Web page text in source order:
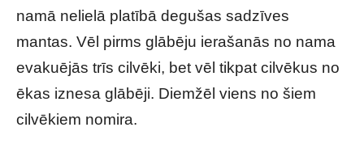
namā nelielā platībā degušas sadzīves
mantas. Vēl pirms glābēju ierašanās no nama
evakuējās trīs cilvēki, bet vēl tikpat cilvēkus no
ēkas iznesa glābēji. Diemžēl viens no šiem
cilvēkiem nomira.